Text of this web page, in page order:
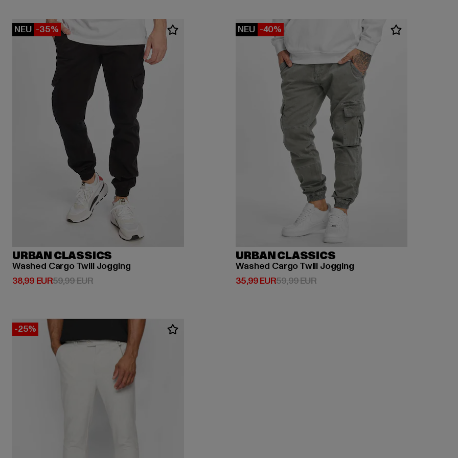
NEU -35%
URBAN CLASSICS
Washed Cargo Twill Jogging
38,99 EUR
Derzeitiger Preis: 38,99 EUR
59,99 EURAktionspreis: 59,99 EUR
NEU -40%
URBAN CLASSICS
Washed Cargo Twill Jogging
35,99 EUR
Derzeitiger Preis: 35,99 EUR
59,99 EURAktionspreis: 59,99 EUR
-25%